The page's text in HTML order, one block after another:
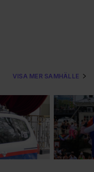
VISA MER SAMHÄLLE